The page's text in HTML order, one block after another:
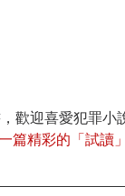
歡迎喜愛犯罪小
篇精彩的「試讀」